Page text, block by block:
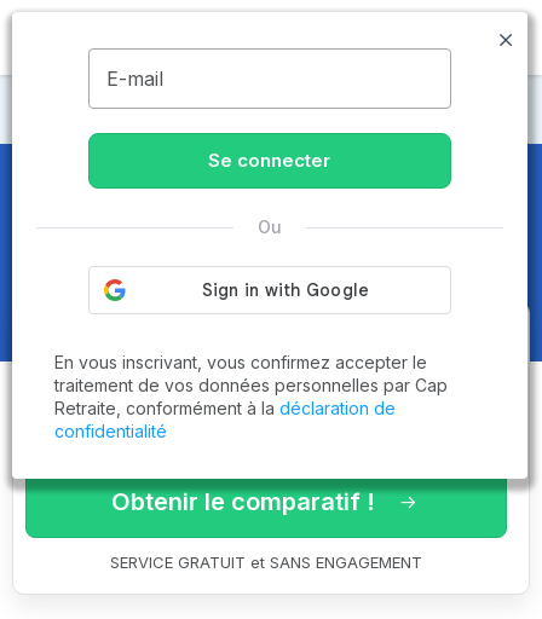
MENU
Maisons de retraite Vendée
Maisons de retraite et EHPAD
Saint-Florent-des-Bois (85310)
Obtenez le
comparatif des
établissementsadaptés à vos
critères en 3 minutes !
Obtenir le comparatif !
SERVICE GRATUIT et SANS ENGAGEMENT
E-mail
Se connecter
Ou
En vous inscrivant, vous confirmez accepter le
traitement de vos données personnelles par Cap
Retraite, conformément à la déclaration de
confidentialité